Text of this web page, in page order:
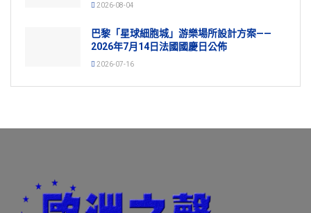
2026-08-04
巴黎「星球細胞城」游樂場所設計方案——
2026年7月14日法國國慶日公佈
2026-07-16